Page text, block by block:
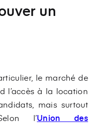
un
le marché de
l’accès à la location
mais surtout
l’Union des